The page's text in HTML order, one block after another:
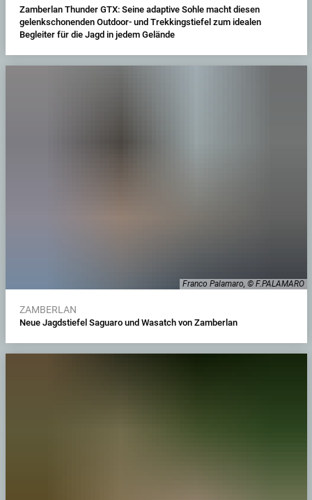
Zamberlan Thunder GTX: Seine adaptive Sohle macht diesen
gelenkschonenden Outdoor- und Trekkingstiefel zum idealen
Begleiter für die Jagd in jedem Gelände
Franco Palamaro, © F.PALAMARO
ZAMBERLAN
Neue Jagdstiefel Saguaro und Wasatch von Zamberlan